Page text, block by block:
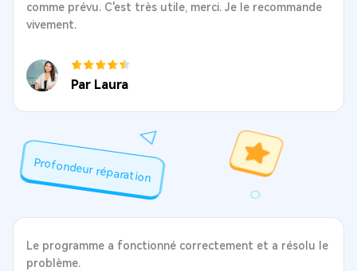
comme prévu. C'est très utile, merci. Je le recommande
vivement.
Par Laura
Profondeur réparation
Le programme a fonctionné correctement et a résolu le
problème.